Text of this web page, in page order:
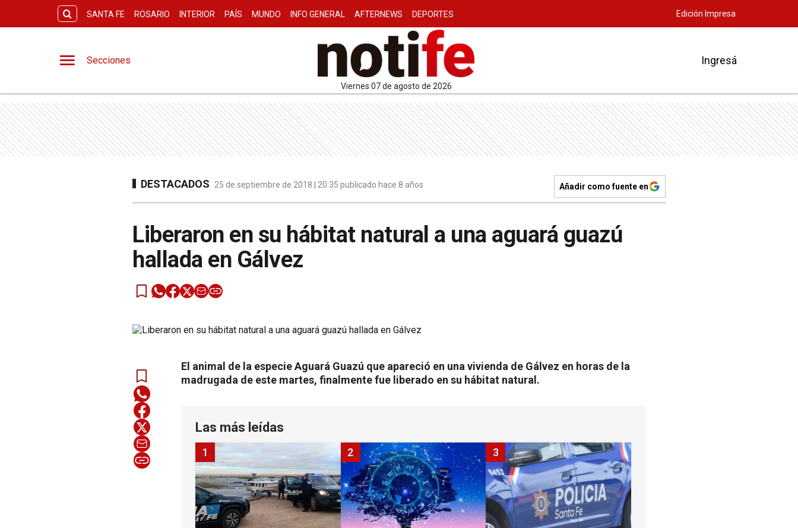
SANTA FE ROSARIO INTERIOR PAÍS MUNDO INFO GENERAL AFTERNEWS DEPORTES Edición Impresa
Secciones
viernes 07 de agosto de 2026
Ingresá
DESTACADOS 25 de septiembre de 2018 | 20:35 publicado hace 8 años Añadir como fuente en
Liberaron en su hábitat natural a una aguará guazú
hallada en Gálvez
El animal de la especie Aguará Guazú que apareció en una vivienda de Gálvez en horas de la
madrugada de este martes, finalmente fue liberado en su hábitat natural.
Las más leídas
1 2 3